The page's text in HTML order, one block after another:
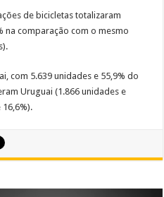
de bicicletas totalizaram
na comparação com o mesmo
com 5.639 unidades e 55,9% do
Uruguai (1.866 unidades e
16,6%).